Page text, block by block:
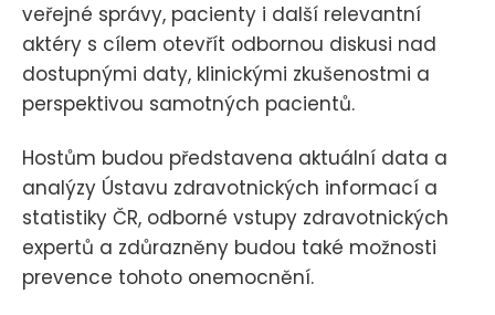
veřejné správy, pacienty i další relevantní
aktéry s cílem otevřít odbornou diskusi nad
dostupnými daty, klinickými zkušenostmi a
perspektivou samotných pacientů.
Hostům budou představena aktuální data a
analýzy Ústavu zdravotnických informací a
statistiky ČR, odborné vstupy zdravotnických
expertů a zdůrazněny budou také možnosti
prevence tohoto onemocnění.